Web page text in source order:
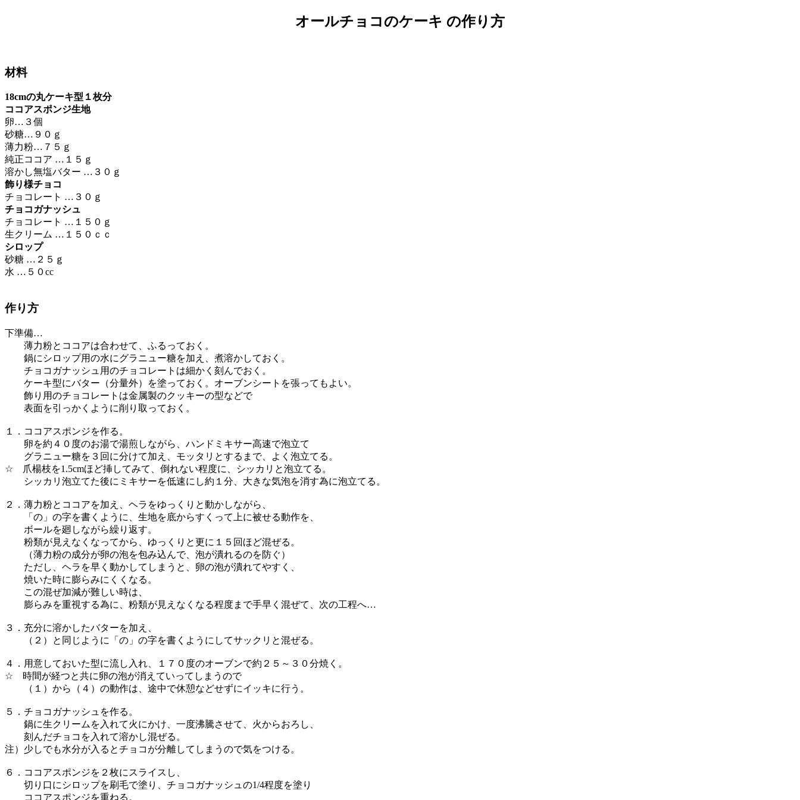
オールチョコのケーキ の作り方
材料
18cmの丸ケーキ型１枚分
ココアスポンジ生地
卵…３個
砂糖…９０ｇ
薄力粉…７５ｇ
純正ココア …１５ｇ
溶かし無塩バター …３０ｇ
飾り様チョコ
チョコレート …３０ｇ
チョコガナッシュ
チョコレート …１５０ｇ
生クリーム …１５０ｃｃ
シロップ
砂糖 …２５ｇ
水 …５０cc
作り方
下準備…
薄力粉とココアは合わせて、ふるっておく。
鍋にシロップ用の水にグラニュー糖を加え、煮溶かしておく。
チョコガナッシュ用のチョコレートは細かく刻んでおく。
ケーキ型にバター（分量外）を塗っておく。オーブンシートを張ってもよい。
飾り用のチョコレートは金属製のクッキーの型などで
表面を引っかくように削り取っておく。
１．ココアスポンジを作る。
卵を約４０度のお湯で湯煎しながら、ハンドミキサー高速で泡立て
グラニュー糖を３回に分けて加え、モッタリとするまで、よく泡立てる。
☆ 爪楊枝を1.5cmほど挿してみて、倒れない程度に、シッカリと泡立てる。
シッカリ泡立てた後にミキサーを低速にし約１分、大きな気泡を消す為に泡立てる。
２．薄力粉とココアを加え、ヘラをゆっくりと動かしながら、
「の」の字を書くように、生地を底からすくって上に被せる動作を、
ボールを廻しながら繰り返す。
粉類が見えなくなってから、ゆっくりと更に１５回ほど混ぜる。
（薄力粉の成分が卵の泡を包み込んで、泡が潰れるのを防ぐ）
ただし、ヘラを早く動かしてしまうと、卵の泡が潰れてやすく、
焼いた時に膨らみにくくなる。
この混ぜ加減が難しい時は、
膨らみを重視する為に、粉類が見えなくなる程度まで手早く混ぜて、次の工程へ…
３．充分に溶かしたバターを加え、
（２）と同じように「の」の字を書くようにしてサックリと混ぜる。
４．用意しておいた型に流し入れ、１７０度のオーブンで約２５～３０分焼く。
☆ 時間が経つと共に卵の泡が消えていってしまうので
（１）から（４）の動作は、途中で休憩などせずにイッキに行う。
５．チョコガナッシュを作る。
鍋に生クリームを入れて火にかけ、一度沸騰させて、火からおろし、
刻んだチョコを入れて溶かし混ぜる。
注）少しでも水分が入るとチョコが分離してしまうので気をつける。
６．ココアスポンジを２枚にスライスし、
切り口にシロップを刷毛で塗り、チョコガナッシュの1/4程度を塗り
ココアスポンジを重ねる。